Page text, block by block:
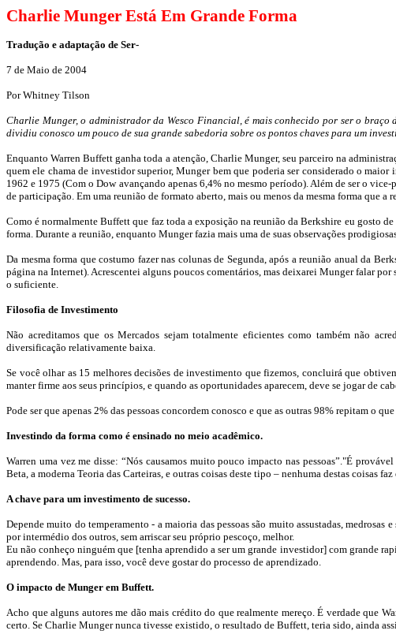
Charlie Munger Está Em Grande Forma
Tradução e adaptação de Ser-
7 de Maio de 2004
PorWhitney Tilson
Charlie Munger, o administrador da Wesco Financial, é mais conhecido por ser o braço
dividiu conosco um pouco de sua grande sabedoria sobre os pontos chaves para um
EnquantoWarren Buffett ganha toda a atenção, Charlie Munger, seu parceiro na
quem ele chama de investidor superior,Mungerbem que poderia ser considerado o maior
1962 e 1975 (Com oDowavançando apenas 6,4% no mesmo período). Além de ser o vice-
de participação. Em uma reunião de formato aberto, mais ou menos da mesma forma que a
Como é normalmenteBuffett que faz toda a exposição na reunião daBerkshire eu gosto
forma. Durante a reunião, enquanto Mungerfazia mais uma de suas observações
Da mesma forma que costumo fazer nas colunas de Segunda, após a reunião anual da
página na Internet). Acrescentei alguns poucos comentários, mas deixarei Mungerfalar por
o suficiente.
Filosofia de Investimento
Não acreditamos que os Mercados sejam totalmente eficientes como também não
diversificação relativamente baixa.
Se você olhar as 15 melhores decisões de investimento que fizemos, concluirá que
manter firme aos seus princípios, e quando as oportunidades aparecem, deve se jogar de
Pode ser que apenas 2% das pessoas concordem conosco e que as outras 98% repitam o
Investindo da forma como é ensinado no meio acadêmico.
Warren uma vez me disse: “Nós causamos muito pouco impacto nas pessoas”."É
Beta, a moderna Teoria das Carteiras, e outras coisas deste tipo – nenhuma destas coisas
A chave para um investimento de sucesso.
Depende muito do temperamento - a maioria das pessoas são muito assustadas,
por intermédio dos outros, sem arriscar seu próprio pescoço, melhor.
Eu não conheço ninguém que [tenha aprendido a ser um grande investidor] com grande
aprendendo. Mas, para isso, você deve gostar do processo de aprendizado.
O impacto de Munger em Buffett.
Acho que alguns autores me dão mais crédito do que realmente mereço. É verdade que
certo. Se Charlie Mungernunca tivesse existido, o resultado de Buffett, teria sido, ainda